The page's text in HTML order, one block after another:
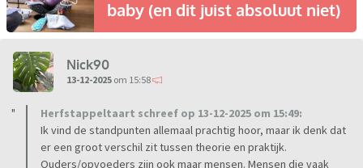
baby (en dit juist absoluut niet)
Nick90
13-12-2025 om 15:58
Herfstappeltaart schreef op 13-12-2025 om 15:49:
Ik vind de standpunten allemaal prachtig hoor, maar ik denk dat
er een groot verschil zit tussen theorie en praktijk.
Ouders/opvoeders zijn ook maar mensen. Mensen die vaak